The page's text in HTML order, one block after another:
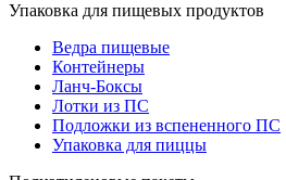
Упаковка для пищевых продуктов
Ведра пищевые
Контейнеры
Ланч-Боксы
Лотки из ПС
Подложки из вспененного ПС
Упаковка для пиццы